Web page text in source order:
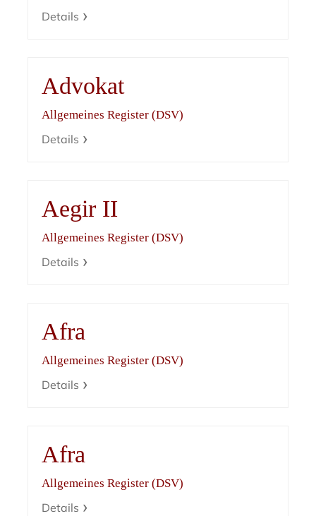
Details
Advokat
Allgemeines Register (DSV)
Details
Aegir II
Allgemeines Register (DSV)
Details
Afra
Allgemeines Register (DSV)
Details
Afra
Allgemeines Register (DSV)
Details